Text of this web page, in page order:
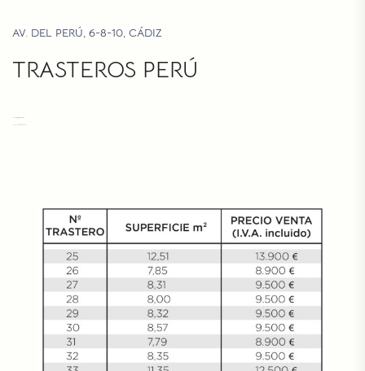
AV. DEL PERÚ, 6-8-10, CÁDIZ
TRASTEROS PERÚ